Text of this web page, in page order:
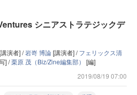
シニアストラテジックデ
演者] /岩嵜 博論[講演者] /フェリックス清
] /栗原 茂（Biz/Zine編集部） [編]
2019/08/19 07:00